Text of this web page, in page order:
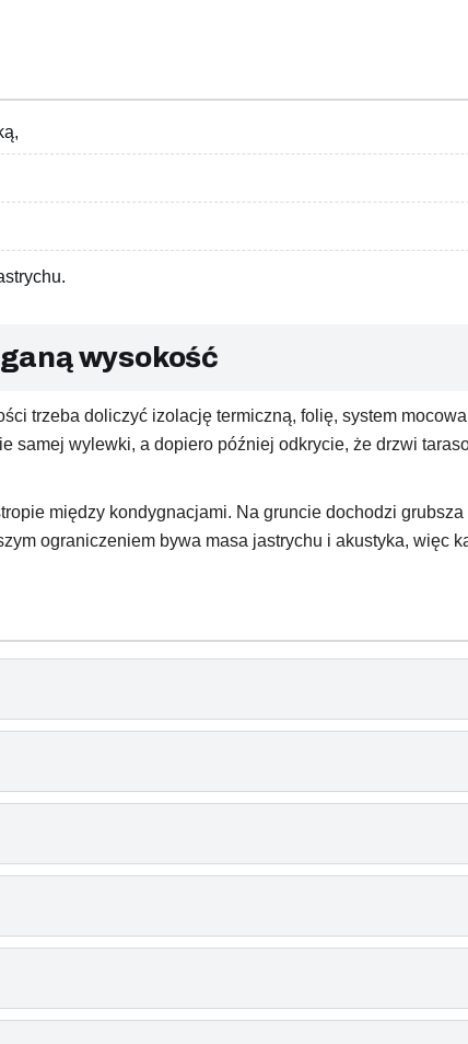
wysokość
trzeba doliczyć izolację termiczną, folię, system
samej wylewki, a dopiero później odkrycie, że drzwi
między kondygnacjami. Na gruncie dochodzi
ograniczeniem bywa masa jastrychu i akustyka, więc